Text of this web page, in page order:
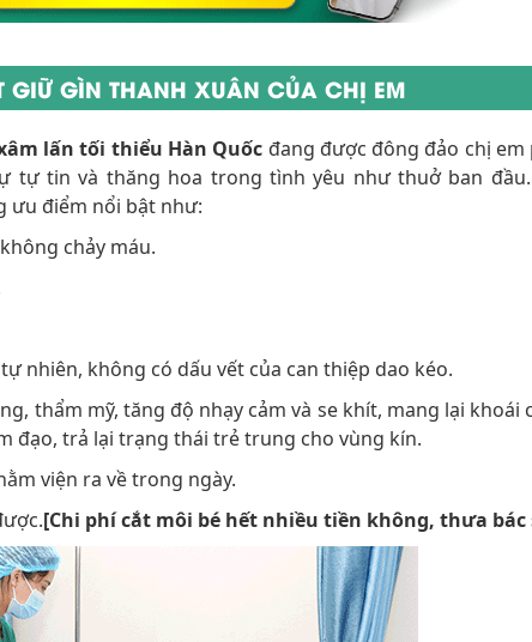
GIỮ GÌN THANH XUÂN CỦA CHỊ EM
lấn tối thiểu Hàn Quốc đang được đông đảo chị
tự tin và thăng hoa trong tình yêu như thuở ban
ưu điểm nổi bật như:
không chảy máu.
nhiên, không có dấu vết của can thiệp dao kéo.
thẩm mỹ, tăng độ nhạy cảm và se khít, mang lại khoái
đạo, trả lại trạng thái trẻ trung cho vùng kín.
viện ra về trong ngày.
[Chi phí cắt môi bé hết nhiều tiền không, thưa bác